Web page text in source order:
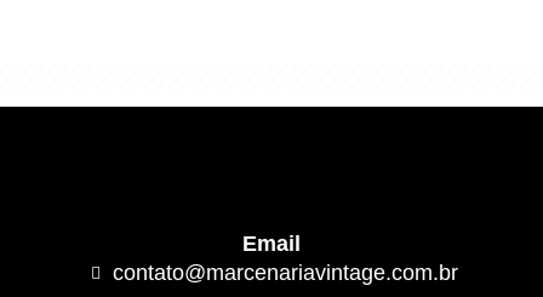
Email
contato@marcenariavintage.com.br